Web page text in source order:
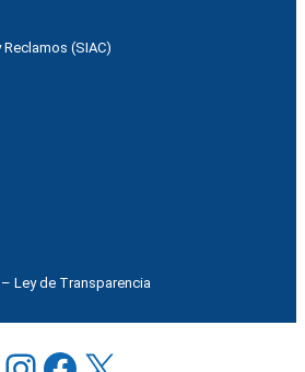
(SIAC)
Ley de Transparencia